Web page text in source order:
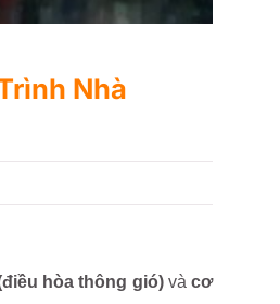
Nhà
hòa thông gió)vàcơ